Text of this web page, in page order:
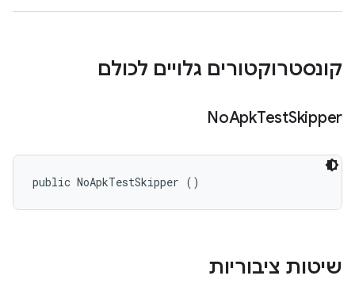
קונסטרוקטורים גלויים לכולם
NoApkTestSkipper
public NoApkTestSkipper ()
שיטות ציבוריות